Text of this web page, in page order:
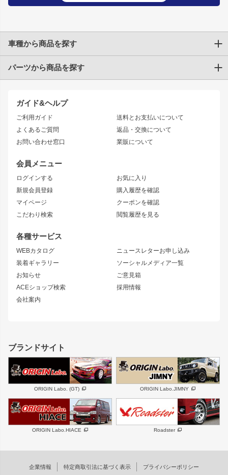
ガイド&ヘルプ
ご利用ガイド
よくあるご質問
お問い合わせ窓口
送料とお支払いについて
返品・交換について
業販について
会員メニュー
ログインする
新規会員登録
マイページ
こだわり検索
お気に入り
購入履歴を確認
クーポンを確認
閲覧履歴を見る
各種サービス
WEBカタログ
装着ギャラリー
お知らせ
ACEショップ検索
会社案内
ニュースレターお申し込み
ソーシャルメディア一覧
ご意見箱
採用情報
車種から商品を探す
トヨタ
JZX90 CHASER
JZX110 MARK II
JZX100 MARK II
JZX90 MARK II
トレノ
マークX
アリスト
ソアラ
アルテッツァ
ニッサン
S15 シルビア
S14 シルビア 後期
S13 シルビア
180SX
シルエイティ
ワンビア
ローレル
セフィーロ
キャラバン
スズキ
GS350
SC
スバル 三菱
デリカ D:5
軽自動車 汎用
パーツから商品を探す
エアロシリーズ
ドリフトライン
風神
雷神
レーシングライン
アタックライン
ストリームライン
リアウイング
ジムニーパーツ
ホイール
MUD-S7
MUD-SR7
まつど家 鉄漢
ボンネット
フェンダー
サイドパーツ
リアゲート
メンテナンスパーツ
ハイエースパーツ
ホイール
DAYTONA-RS
DAYTONA-RS NEO
エアロシリーズ
RUGGER MODEL
DTM:exclusive
ブランドサイト
ORIGIN Labo. (GT) ORIGIN Labo.JIMNY
ORIGIN Labo.HIACE Roadster
企業情報 特定商取引法に基づく表示 プライバシーポリシー